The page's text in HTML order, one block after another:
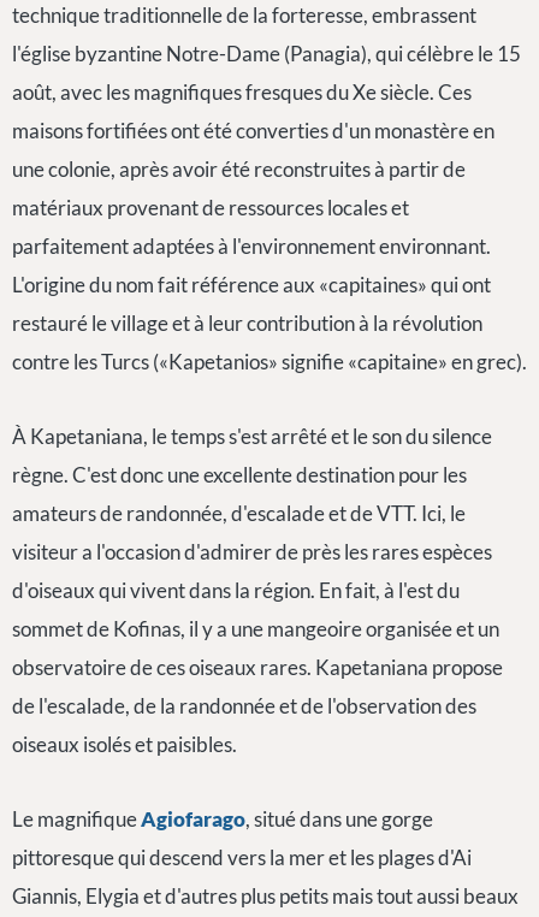
technique traditionnelle de la forteresse, embrassent
l'église byzantine Notre-Dame (Panagia), qui célèbre le 15
août, avec les magnifiques fresques du Xe siècle. Ces
maisons fortifiées ont été converties d'un monastère en
une colonie, après avoir été reconstruites à partir de
matériaux provenant de ressources locales et
parfaitement adaptées à l'environnement environnant.
L'origine du nom fait référence aux «capitaines» qui ont
restauré le village et à leur contribution à la révolution
contre les Turcs («Kapetanios» signifie «capitaine» en grec).
À Kapetaniana, le temps s'est arrêté et le son du silence
règne. C'est donc une excellente destination pour les
amateurs de randonnée, d'escalade et de VTT. Ici, le
visiteur a l'occasion d'admirer de près les rares espèces
d'oiseaux qui vivent dans la région. En fait, à l'est du
sommet de Kofinas, il y a une mangeoire organisée et un
observatoire de ces oiseaux rares. Kapetaniana propose
de l'escalade, de la randonnée et de l'observation des
oiseaux isolés et paisibles.
Le magnifiqueAgiofarago, situé dans une gorge
pittoresque qui descend vers la mer et les plages d'Ai
Giannis, Elygia et d'autres plus petits mais tout aussi beaux